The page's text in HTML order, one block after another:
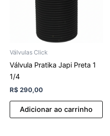
Válvulas Click
Válvula Pratika Japi Preta 1
1/4
R$ 290,00
Adicionar ao carrinho